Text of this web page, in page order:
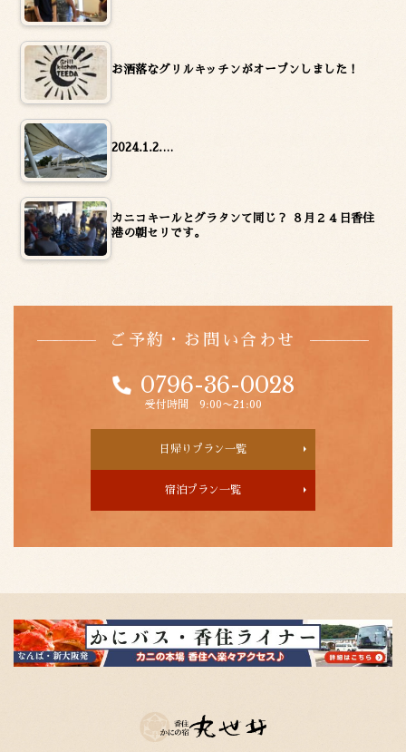
お洒落なグリルキッチンがオープンしました！
2024.1.2.…
カニコキールとグラタンて同じ？ ８月２４日香住
港の朝セリです。
ご予約・お問い合わせ
0796-36-0028
受付時間 9:00〜21:00
日帰りプラン一覧
宿泊プラン一覧